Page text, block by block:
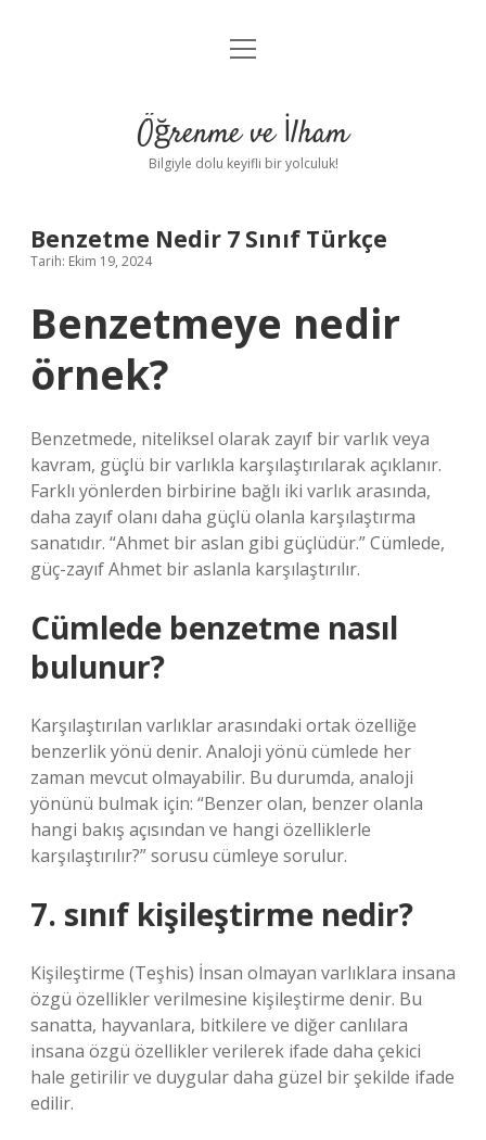
Anasayfa
Yasal Uyarı
menüyü
Öğrenme ve İlham
Bilgiyle dolu keyifli bir yolculuk!
Benzetme Nedir 7 Sınıf Türkçe
Tarih: Ekim 19, 2024
Benzetmeye nedir
örnek?
Benzetmede, niteliksel olarak zayıf bir varlık veya
kavram, güçlü bir varlıkla karşılaştırılarak açıklanır.
Farklı yönlerden birbirine bağlı iki varlık arasında,
daha zayıf olanı daha güçlü olanla karşılaştırma
sanatıdır. “Ahmet bir aslan gibi güçlüdür.” Cümlede,
güç-zayıf Ahmet bir aslanla karşılaştırılır.
Cümlede benzetme nasıl
bulunur?
Karşılaştırılan varlıklar arasındaki ortak özelliğe
benzerlik yönü denir. Analoji yönü cümlede her
zaman mevcut olmayabilir. Bu durumda, analoji
yönünü bulmak için: “Benzer olan, benzer olanla
hangi bakış açısından ve hangi özelliklerle
karşılaştırılır?” sorusu cümleye sorulur.
7. sınıf kişileştirme nedir?
Kişileştirme (Teşhis) İnsan olmayan varlıklara insana
özgü özellikler verilmesine kişileştirme denir. Bu
sanatta, hayvanlara, bitkilere ve diğer canlılara
insana özgü özellikler verilerek ifade daha çekici
hale getirilir ve duygular daha güzel bir şekilde ifade
edilir.